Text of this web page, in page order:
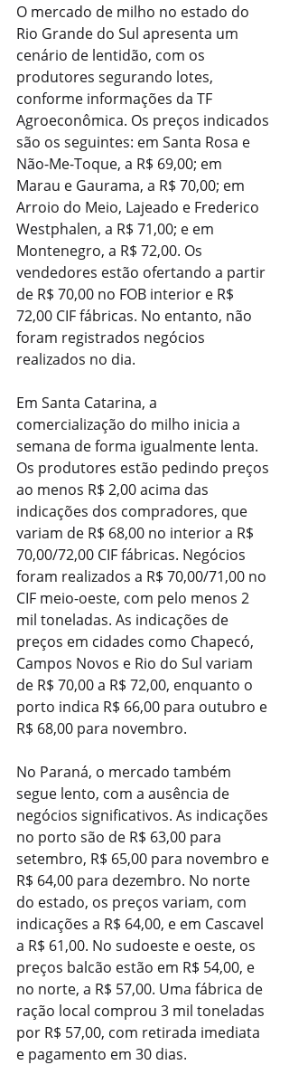
O mercado de milho no estado do
Rio Grande do Sul apresenta um
cenário de lentidão, com os
produtores segurando lotes,
conforme informações da TF
Agroeconômica. Os preços indicados
são os seguintes: em Santa Rosa e
Não-Me-Toque, a R$ 69,00; em
Marau e Gaurama, a R$ 70,00; em
Arroio do Meio, Lajeado e Frederico
Westphalen, a R$ 71,00; e em
Montenegro, a R$ 72,00. Os
vendedores estão ofertando a partir
de R$ 70,00 no FOB interior e R$
72,00 CIF fábricas. No entanto, não
foram registrados negócios
realizados no dia.
Em Santa Catarina, a
comercialização do milho inicia a
semana de forma igualmente lenta.
Os produtores estão pedindo preços
ao menos R$ 2,00 acima das
indicações dos compradores, que
variam de R$ 68,00 no interior a R$
70,00/72,00 CIF fábricas. Negócios
foram realizados a R$ 70,00/71,00 no
CIF meio-oeste, com pelo menos 2
mil toneladas. As indicações de
preços em cidades como Chapecó,
Campos Novos e Rio do Sul variam
de R$ 70,00 a R$ 72,00, enquanto o
porto indica R$ 66,00 para outubro e
R$ 68,00 para novembro.
No Paraná, o mercado também
segue lento, com a ausência de
negócios significativos. As indicações
no porto são de R$ 63,00 para
setembro, R$ 65,00 para novembro e
R$ 64,00 para dezembro. No norte
do estado, os preços variam, com
indicações a R$ 64,00, e em Cascavel
a R$ 61,00. No sudoeste e oeste, os
preços balcão estão em R$ 54,00, e
no norte, a R$ 57,00. Uma fábrica de
ração local comprou 3 mil toneladas
por R$ 57,00, com retirada imediata
e pagamento em 30 dias.